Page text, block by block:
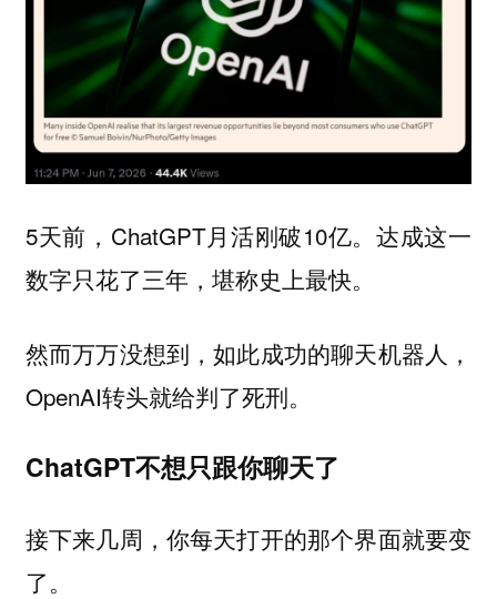
5天前，ChatGPT月活刚破10亿。达成这一
数字只花了三年，堪称史上最快。
然而万万没想到，如此成功的聊天机器人，
OpenAI转头就给判了死刑。
ChatGPT不想只跟你聊天了
接下来几周，你每天打开的那个界面就要变
了。